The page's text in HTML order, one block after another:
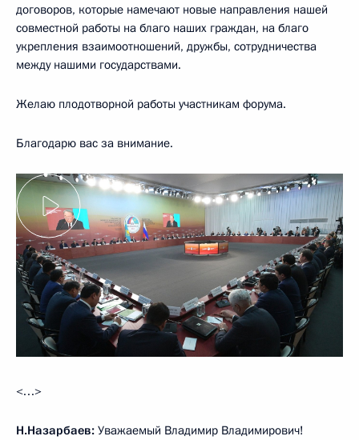
договоров, которые намечают новые направления нашей
совместной работы на благо наших граждан, на благо
укрепления взаимоотношений, дружбы, сотрудничества
между нашими государствами.
Желаю плодотворной работы участникам форума.
Благодарю вас за внимание.
<…>
Н.Назарбаев: Уважаемый Владимир Владимирович!